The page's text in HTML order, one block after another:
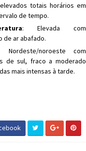
totais horários em
de tempo.
: Elevada com
de ar abafado.
: Nordeste/noroeste com
de sul, fraco a moderado
mais intensas à tarde.